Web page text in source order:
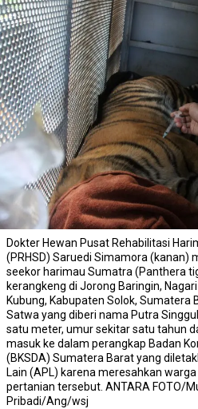
Dokter Hewan Pusat Rehabilitasi
(PRHSD) Saruedi Simamora (kanan)
seekor harimau Sumatra (Panthera
kerangkeng di Jorong Baringin,
Kubung, Kabupaten Solok, Sumatera
Satwa yang diberi nama Putra
satu meter, umur sekitar satu tahun
masuk ke dalam perangkap Badan
(BKSDA) Sumatera Barat yang
Lain (APL) karena meresahkan
pertanian tersebut. ANTARA FOTO/
Pribadi/Ang/wsj